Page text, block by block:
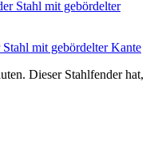
mit gebördelter Kante
Dieser Stahlfender hat,